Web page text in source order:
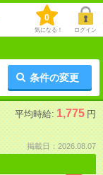
0
気になる！ ログイン
条件の変更
平均時給: 1,775 円
掲載日：2026.08.07